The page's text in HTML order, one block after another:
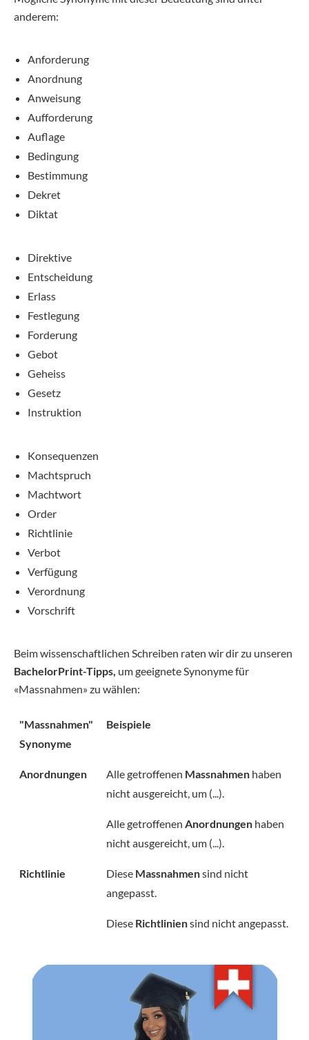
anderem:
Anforderung
Anordnung
Anweisung
Aufforderung
Auflage
Bedingung
Bestimmung
Dekret
Diktat
Direktive
Entscheidung
Erlass
Festlegung
Forderung
Gebot
Geheiss
Gesetz
Instruktion
Konsequenzen
Machtspruch
Machtwort
Order
Richtlinie
Verbot
Verfügung
Verordnung
Vorschrift
Beim wissenschaftlichen Schreiben raten wir dir zu unseren
BachelorPrint-Tipps, um geeignete Synonyme für
«Massnahmen» zu wählen:
"Massnahmen"
Synonyme
Beispiele
Anordnungen Alle getroffenen Massnahmen haben
nicht ausgereicht, um (...).
Alle getroffenen Anordnungen haben
nicht ausgereicht, um (...).
Richtlinie Diese Massnahmensind nicht
angepasst.
Diese Richtliniensind nicht angepasst.